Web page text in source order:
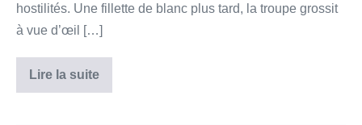
hostilités. Une fillette de blanc plus tard, la troupe grossit
à vue d’œil […]
Lire la suite